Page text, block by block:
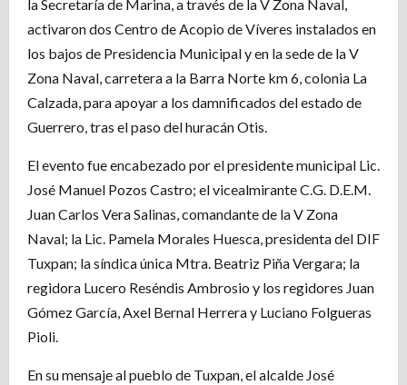
la Secretaría de Marina, a través de la V Zona Naval,
activaron dos Centro de Acopio de Víveres instalados en
los bajos de Presidencia Municipal y en la sede de la V
Zona Naval, carretera a la Barra Norte km 6, colonia La
Calzada, para apoyar a los damnificados del estado de
Guerrero, tras el paso del huracán Otis.
El evento fue encabezado por el presidente municipal Lic.
José Manuel Pozos Castro; el vicealmirante C.G. D.E.M.
Juan Carlos Vera Salinas, comandante de la V Zona
Naval; la Lic. Pamela Morales Huesca, presidenta del DIF
Tuxpan; la síndica única Mtra. Beatriz Piña Vergara; la
regidora Lucero Reséndis Ambrosio y los regidores Juan
Gómez García, Axel Bernal Herrera y Luciano Folgueras
Pioli.
En su mensaje al pueblo de Tuxpan, el alcalde José